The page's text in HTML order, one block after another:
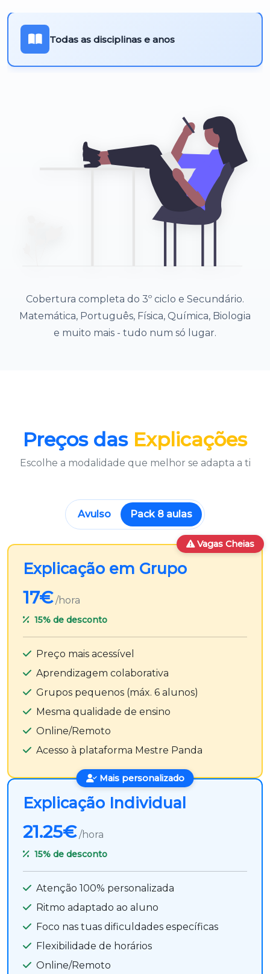
Todas as disciplinas e anos
Cobertura completa do 3º ciclo e Secundário.
Matemática, Português, Física, Química, Biologia
e muito mais - tudo num só lugar.
Preços das Explicações
Escolhe a modalidade que melhor se adapta a ti
Avulso Pack 8 aulas
Vagas Cheias
Explicação em Grupo
17€ /hora
15% de desconto
Preço mais acessível
Aprendizagem colaborativa
Grupos pequenos (máx. 6 alunos)
Mesma qualidade de ensino
Online/Remoto
Acesso à plataforma Mestre Panda
Mais personalizado
Explicação Individual
21.25€ /hora
15% de desconto
Atenção 100% personalizada
Ritmo adaptado ao aluno
Foco nas tuas dificuldades específicas
Flexibilidade de horários
Online/Remoto